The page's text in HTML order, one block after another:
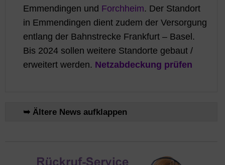
Emmendingen und Forchheim. Der Standort
in Emmendingen dient zudem der Versorgung
entlang der Bahnstrecke Frankfurt – Basel.
Bis 2024 sollen weitere Standorte gebaut /
erweitert werden. Netzabdeckung prüfen
➥ Ältere News aufklappen